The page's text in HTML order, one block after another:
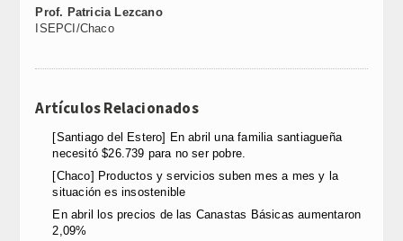
Prof. Patricia Lezcano
ISEPCI/Chaco
Artículos Relacionados
[Santiago del Estero] En abril una familia santiagueña
necesitó $26.739 para no ser pobre.
[Chaco] Productos y servicios suben mes a mes y la
situación es insostenible
En abril los precios de las Canastas Básicas aumentaron
2,09%